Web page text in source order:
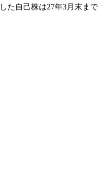
た自己株は27年3月末まで